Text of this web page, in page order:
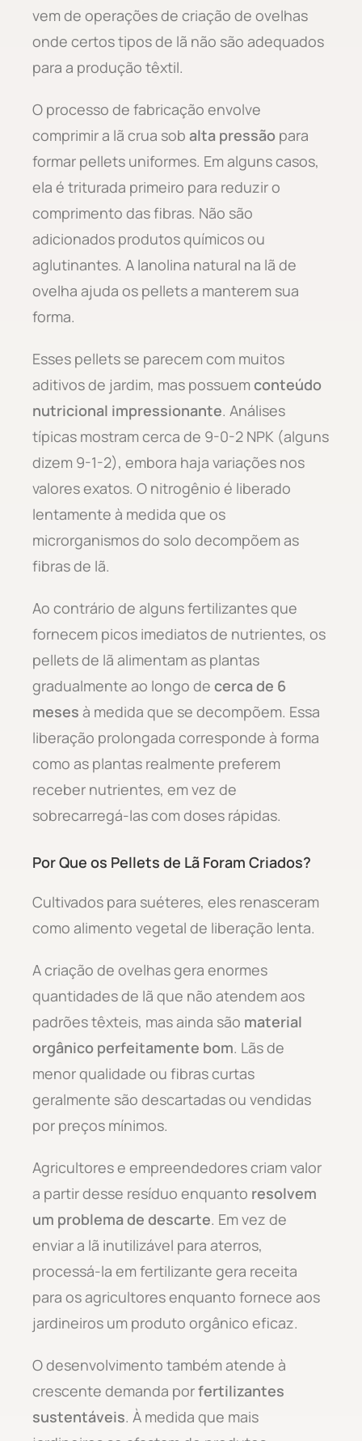
vem de operações de criação de ovelhas
onde certos tipos de lã não são adequados
para a produção têxtil.
O processo de fabricação envolve
comprimir a lã crua sob alta pressão para
formar pellets uniformes. Em alguns casos,
ela é triturada primeiro para reduzir o
comprimento das fibras. Não são
adicionados produtos químicos ou
aglutinantes. A lanolina natural na lã de
ovelha ajuda os pellets a manterem sua
forma.
Esses pellets se parecem com muitos
aditivos de jardim, mas possuem conteúdo
nutricional impressionante. Análises
típicas mostram cerca de 9-0-2 NPK (alguns
dizem 9-1-2), embora haja variações nos
valores exatos. O nitrogênio é liberado
lentamente à medida que os
microrganismos do solo decompõem as
fibras de lã.
Ao contrário de alguns fertilizantes que
fornecem picos imediatos de nutrientes, os
pellets de lã alimentam as plantas
gradualmente ao longo de cerca de 6
meses à medida que se decompõem. Essa
liberação prolongada corresponde à forma
como as plantas realmente preferem
receber nutrientes, em vez de
sobrecarregá-las com doses rápidas.
Por Que os Pellets de Lã Foram Criados?
Cultivados para suéteres, eles renasceram
como alimento vegetal de liberação lenta.
A criação de ovelhas gera enormes
quantidades de lã que não atendem aos
padrões têxteis, mas ainda são material
orgânico perfeitamente bom. Lãs de
menor qualidade ou fibras curtas
geralmente são descartadas ou vendidas
por preços mínimos.
Agricultores e empreendedores criam valor
a partir desse resíduo enquanto resolvem
um problema de descarte. Em vez de
enviar a lã inutilizável para aterros,
processá-la em fertilizante gera receita
para os agricultores enquanto fornece aos
jardineiros um produto orgânico eficaz.
O desenvolvimento também atende à
crescente demanda porfertilizantes
sustentáveis. À medida que mais